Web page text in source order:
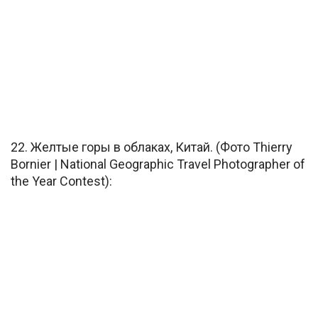
22. Желтые горы в облаках, Китай. (Фото Thierry
Bornier | National Geographic Travel Photographer of
the Year Contest):